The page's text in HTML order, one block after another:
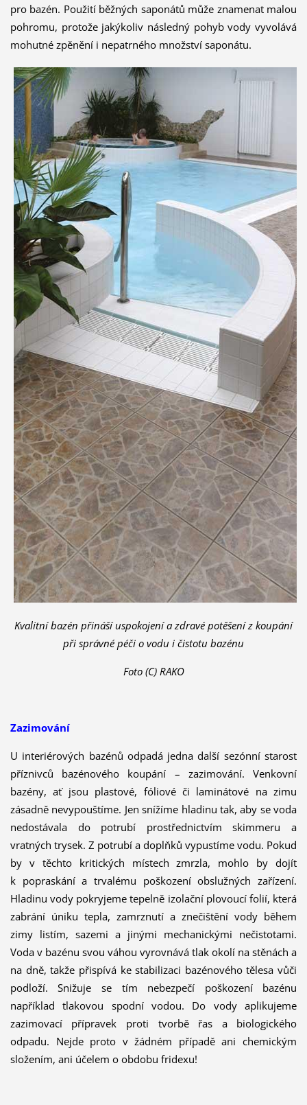
pro bazén. Použití běžných saponátů může znamenat malou
pohromu, protože jakýkoliv následný pohyb vody vyvolává
mohutné zpěnění i nepatrného množství saponátu.
Kvalitní bazén přináší uspokojení a zdravé potěšení z koupání
při správné péči o vodu i čistotu bazénu
Foto (C) RAKO
Zazimování
U interiérových bazénů odpadá jedna další sezónní starost
příznivců bazénového koupání – zazimování. Venkovní
bazény, ať jsou plastové, fóliové či laminátové na zimu
zásadně nevypouštíme. Jen snížíme hladinu tak, aby se voda
nedostávala do potrubí prostřednictvím skimmeru a
vratných trysek. Z potrubí a doplňků vypustíme vodu. Pokud
by v těchto kritických místech zmrzla, mohlo by dojít
k popraskání a trvalému poškození obslužných zařízení.
Hladinu vody pokryjeme tepelně izolační plovoucí folií, která
zabrání úniku tepla, zamrznutí a znečištění vody během
zimy listím, sazemi a jinými mechanickými nečistotami.
Voda v bazénu svou váhou vyrovnává tlak okolí na stěnách a
na dně, takže přispívá ke stabilizaci bazénového tělesa vůči
podloží. Snižuje se tím nebezpečí poškození bazénu
například tlakovou spodní vodou. Do vody aplikujeme
zazimovací přípravek proti tvorbě řas a biologického
odpadu. Nejde proto v žádném případě ani chemickým
složením, ani účelem o obdobu fridexu!